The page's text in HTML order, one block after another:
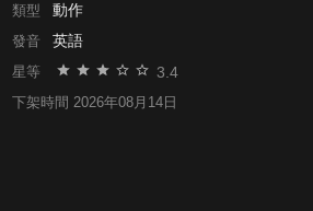
類型 動作
發音 英語
星等 3.4
下架時間 2026年08月14日